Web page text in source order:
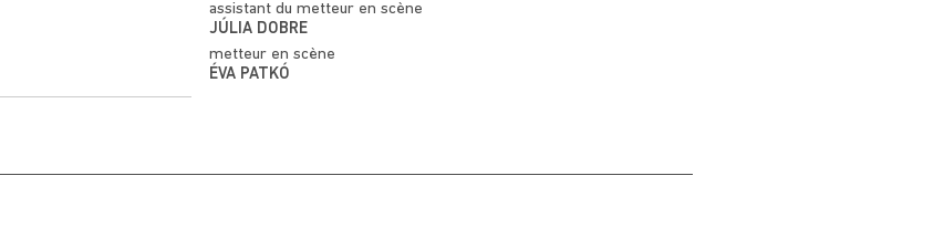
assistant du metteur en scène
JÚLIA DOBRE
metteur en scène
ÉVA PATKÓ